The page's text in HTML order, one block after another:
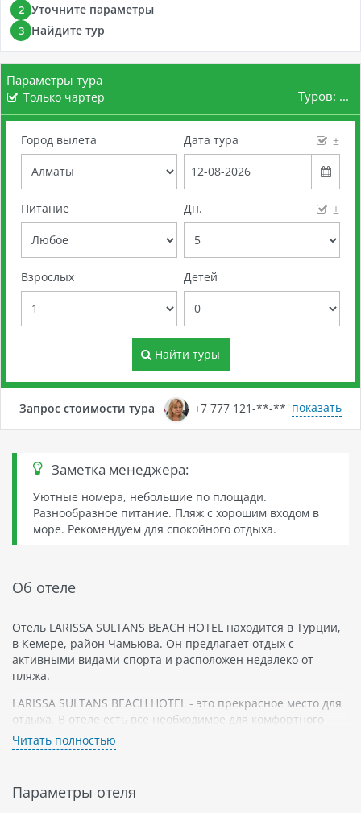
2 Уточните параметры
3 Найдите тур
Параметры тура
Только чартер Туров: ...
Город вылета Дата тура ±
Питание Дн. ±
Взрослых Детей
Найти туры
Запрос стоимости тура +7 777 121-**-** показать
Заметка менеджера:
Уютные номера, небольшие по площади.
Разнообразное питание. Пляж с хорошим входом в
море. Рекомендуем для спокойного отдыха.
Об отеле
Отель LARISSA SULTANS BEACH HOTEL находится в Турции,
в Кемере, район Чамьюва. Он предлагает отдых с
активными видами спорта и расположен недалеко от
пляжа.
LARISSA SULTANS BEACH HOTEL - это прекрасное место для
отдыха. В отеле есть все необходимое для комфортного
проживания и времяпровождения гостей. Здесь можно
заняться различными видами спорта: плаванием,
Пляж расположен неподалеку от отеля LARISSA SULTANS
Читать полностью
Параметры отеля